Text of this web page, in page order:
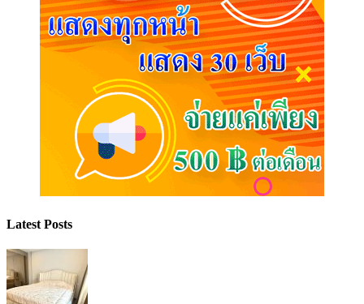
Latest Posts